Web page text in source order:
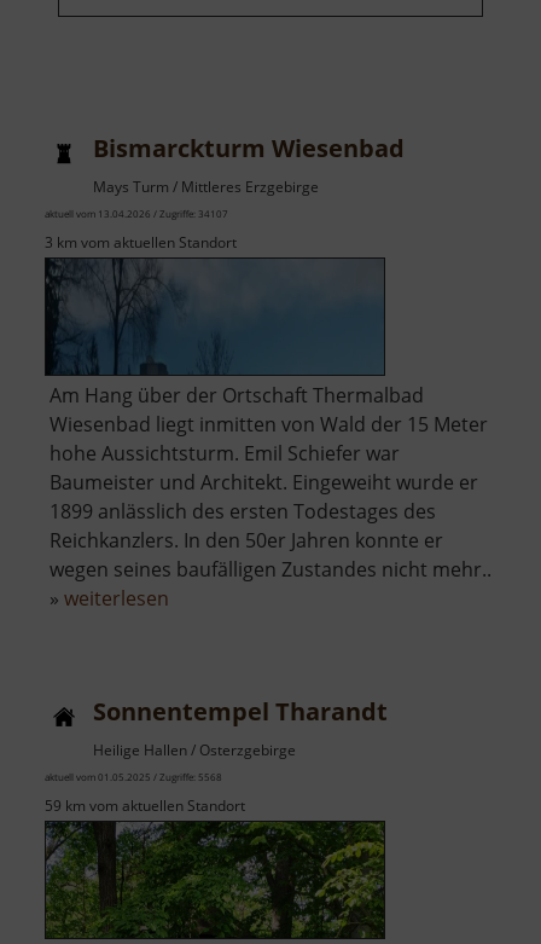
Bismarckturm Wiesenbad
Mays Turm / Mittleres Erzgebirge
aktuell vom 13.04.2026 / Zugriffe: 34107
3 km vom aktuellen Standort
Am Hang über der Ortschaft Thermalbad
Wiesenbad liegt inmitten von Wald der 15 Meter
hohe Aussichtsturm. Emil Schiefer war
Baumeister und Architekt. Eingeweiht wurde er
1899 anlässlich des ersten Todestages des
Reichkanzlers. In den 50er Jahren konnte er
wegen seines baufälligen Zustandes nicht mehr..
» weiterlesen
Sonnentempel Tharandt
Heilige Hallen / Osterzgebirge
aktuell vom 01.05.2025 / Zugriffe: 5568
59 km vom aktuellen Standort